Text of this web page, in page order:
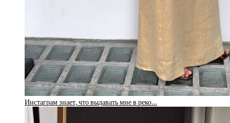
Инстаграм знает, что выдавать мне в реко…